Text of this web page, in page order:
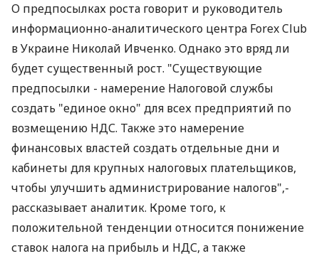
О предпосылках роста говорит и руководитель
информационно-аналитического центра Forex Club
в Украине Николай Ивченко. Однако это вряд ли
будет существенный рост. "Существующие
предпосылки - намерение Налоговой службы
создать "единое окно" для всех предприятий по
возмещению НДС. Также это намерение
финансовых властей создать отдельные дни и
кабинеты для крупных налоговых плательщиков,
чтобы улучшить администрирование налогов",-
рассказывает аналитик. Кроме того, к
положительной тенденции относится понижение
ставок налога на прибыль и НДС, а также